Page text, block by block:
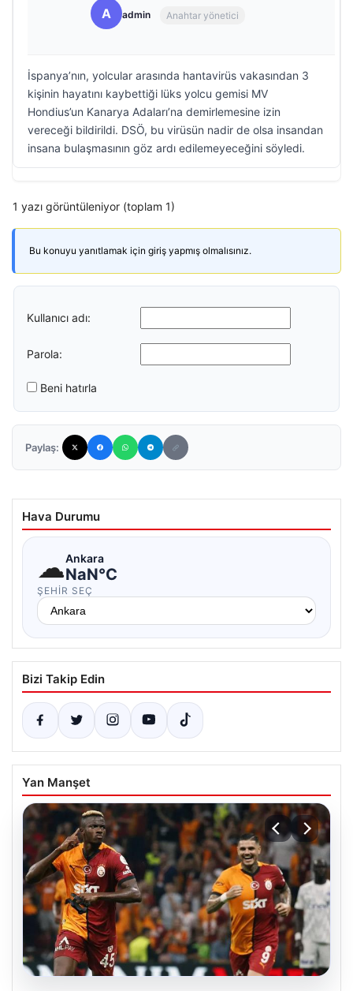
A admin Anahtar yönetici
İspanya’nın, yolcular arasında hantavirüs vakasından 3
kişinin hayatını kaybettiği lüks yolcu gemisi MV
Hondius’un Kanarya Adaları’na demirlemesine izin
vereceği bildirildi. DSÖ, bu virüsün nadir de olsa insandan
insana bulaşmasının göz ardı edilemeyeceğini söyledi.
1 yazı görüntüleniyor (toplam 1)
Bu konuyu yanıtlamak için giriş yapmış olmalısınız.
Kullanıcı adı:
Parola:
Beni hatırla
Paylaş:
Hava Durumu
☁Ankara
NaN°C
ŞEHIR SEÇ
Bizi Takip Edin
Yan Manşet